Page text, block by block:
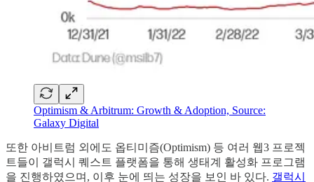
Optimism & Arbitrum: Growth & Adoption, Source:
Galaxy Digital
또한 아비트럼 외에도 옵티미즘(Optimism) 등 여러 웹3 프로젝
트들이 갤럭시 퀘스트 플랫폼을 통해 생태계 활성화 프로그램
을 진행하였으며, 이후 눈에 띄는 성장을 보인 바 있다. 갤럭시